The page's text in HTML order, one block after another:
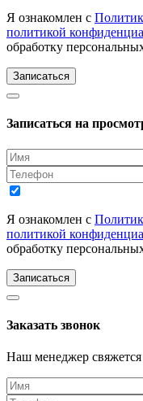
Я ознакомлен с
политикой
обработку
Записаться
Записаться на
Я ознакомлен с
политикой
обработку
Записаться
Заказать звонок
Наш менеджер